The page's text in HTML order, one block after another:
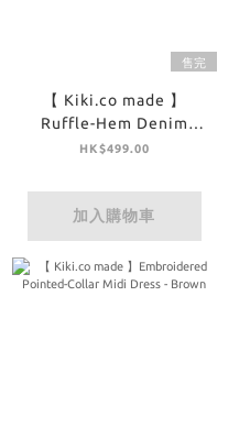
售完
【 Kiki.co made 】
Ruffle-Hem Denim
Panel Skirt - Denim
HK$499.00
加入購物車